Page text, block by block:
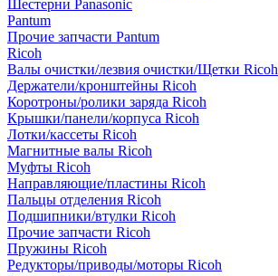
Шестерни Panasonic
Pantum
Прочие запчасти Pantum
Ricoh
Валы очистки/лезвия очистки/Щетки Ricoh
Держатели/кронштейны Ricoh
Коротроны/ролики заряда Ricoh
Крышки/панели/корпуса Ricoh
Лотки/кассеты Ricoh
Магнитные валы Ricoh
Муфты Ricoh
Направляющие/пластины Ricoh
Пальцы отделения Ricoh
Подшипники/втулки Ricoh
Прочие запчасти Ricoh
Пружины Ricoh
Редукторы/приводы/моторы Ricoh